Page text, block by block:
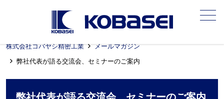
メニュー
株式会社コバヤシ精密工業
メールマガジン
弊社代表が語る交流会、セミナーのご案内